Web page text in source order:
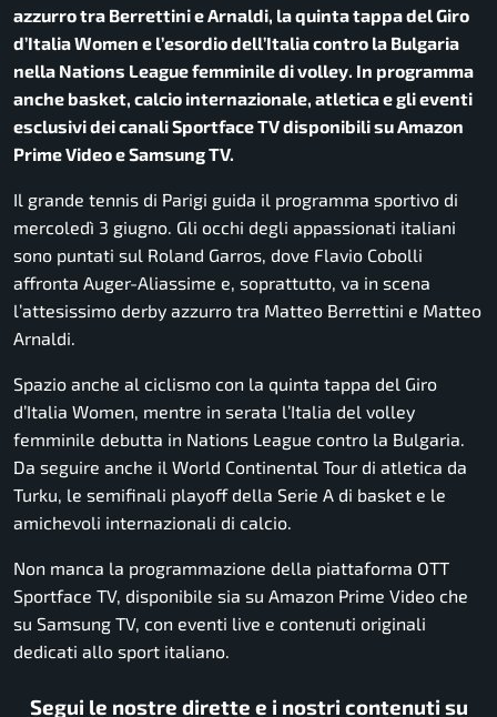
azzurro tra Berrettini e Arnaldi, la quinta tappa del Giro
d’Italia Women e l’esordio dell’Italia contro la Bulgaria
nella Nations League femminile di volley. In programma
anche basket, calcio internazionale, atletica e gli eventi
esclusivi dei canali Sportface TV disponibili su Amazon
Prime Video e Samsung TV.
Il grande tennis di Parigi guida il programma sportivo di
mercoledì 3 giugno. Gli occhi degli appassionati italiani
sono puntati sul Roland Garros, dove Flavio Cobolli
affronta Auger-Aliassime e, soprattutto, va in scena
l’attesissimo derby azzurro tra Matteo Berrettini e Matteo
Arnaldi.
Spazio anche al ciclismo con la quinta tappa del Giro
d’Italia Women, mentre in serata l’Italia del volley
femminile debutta in Nations League contro la Bulgaria.
Da seguire anche il World Continental Tour di atletica da
Turku, le semifinali playoff della Serie A di basket e le
amichevoli internazionali di calcio.
Non manca la programmazione della piattaforma OTT
Sportface TV, disponibile sia su Amazon Prime Video che
su Samsung TV, con eventi live e contenuti originali
dedicati allo sport italiano.
Segui le nostre dirette e i nostri contenuti su